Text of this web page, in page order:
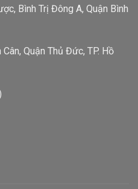
Bình Trị Đông A, Quận Bình
Quận Thủ Đức, TP. Hồ